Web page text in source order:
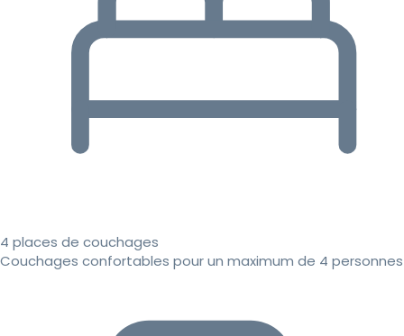
4 places de couchages
Couchages confortables pour un maximum de 4 personnes